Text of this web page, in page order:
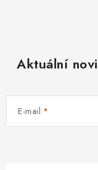
Aktuální
E-mail